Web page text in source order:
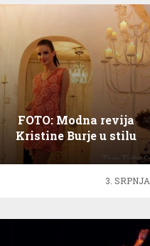
FOTO: Modna revija
Kristine Burje u stilu
Coco Chanel!
3. SRPNJA